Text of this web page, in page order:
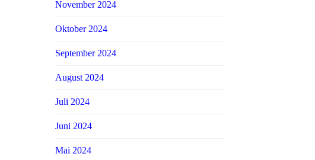
November 2024
Oktober 2024
September 2024
August 2024
Juli 2024
Juni 2024
Mai 2024